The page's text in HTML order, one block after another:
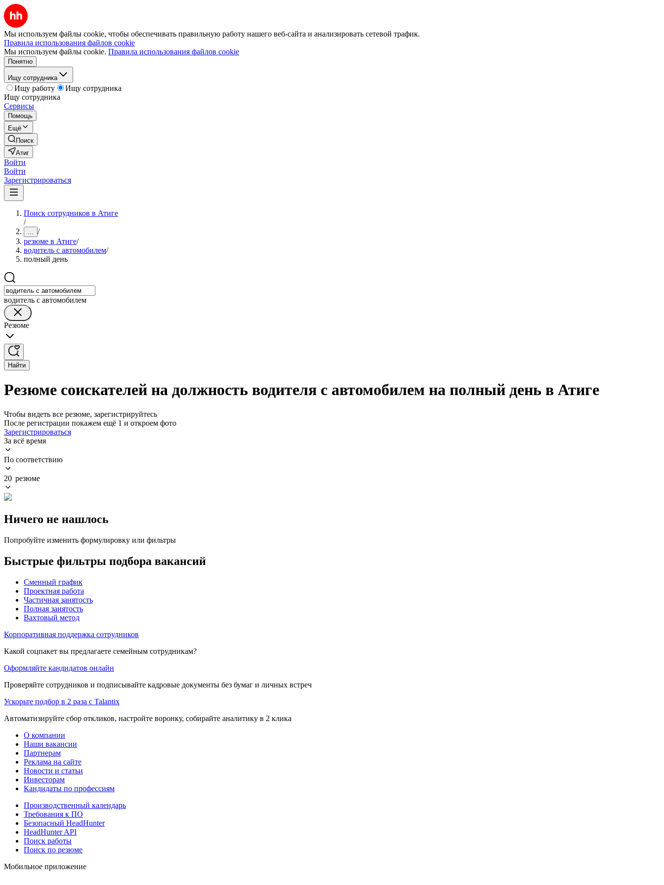
Мы используем файлы cookie, чтобы обеспечивать правильную работу нашего веб-сайта и анализировать сетевой трафик.
Правила использования файлов cookie
Мы используем файлы cookie. Правила использования файлов cookie
Понятно
Ищу сотрудника
Ищу работу
Ищу сотрудника
Ищу сотрудника
Сервисы
Помощь
Ещё
Поиск
Атиг
Войти
Войти
Зарегистрироваться
Поиск сотрудников в Атиге
/
... /
резюме в Атиге/
водитель с автомобилем/
полный день
водитель с автомобилем
Резюме
Найти
Резюме соискателей на должность водителя с автомобилем на полный день в Атиге
Чтобы видеть все резюме, зарегистрируйтесь
После регистрации покажем ещё 1 и откроем фото
Зарегистрироваться
За всё время
По соответствию
20 резюме
Ничего не нашлось
Попробуйте изменить формулировку или фильтры
Быстрые фильтры подбора вакансий
Сменный график
Проектная работа
Частичная занятость
Полная занятость
Вахтовый метод
Корпоративная поддержка сотрудников
Какой соцпакет вы предлагаете семейным сотрудникам?
Оформляйте кандидатов онлайн
Проверяйте сотрудников и подписывайте кадровые документы без бумаг и личных встреч
Ускорьте подбор в 2 раза с Talantix
Автоматизируйте сбор откликов, настройте воронку, собирайте аналитику в 2 клика
О компании
Наши вакансии
Партнерам
Реклама на сайте
Новости и статьи
Инвесторам
Кандидаты по профессиям
Производственный календарь
Требования к ПО
Безопасный HeadHunter
HeadHunter API
Поиск работы
Поиск по резюме
Мобильное приложение